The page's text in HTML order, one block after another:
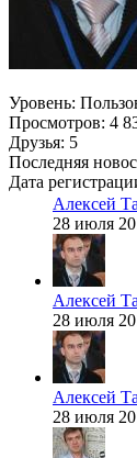
Уровень:
Просмотров: 4
Друзья: 5
Последняя
Дата
Алексей
28 июля
Алексей
28 июля
Алексей
28 июля